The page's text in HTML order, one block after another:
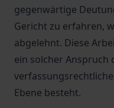
gegenwärtige
Gericht zu erfahren,
abgelehnt. Diese
ein solcher Anspruch
Ebene besteht.